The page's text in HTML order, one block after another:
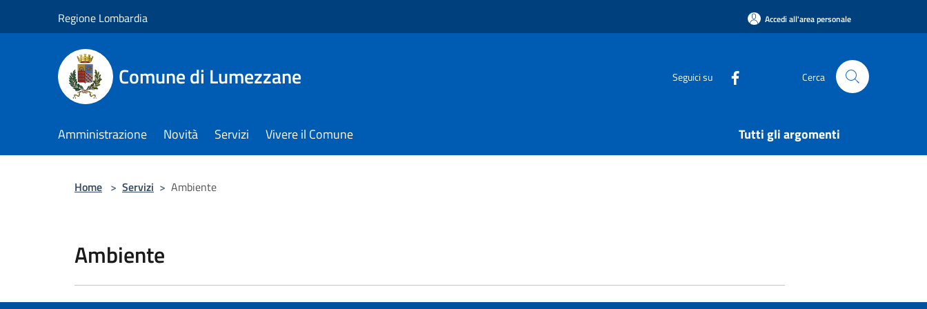
Regione Lombardia Accedi all'area personale
Comune di Lumezzane Seguici su Cerca
Amministrazione Novità Servizi Vivere il Comune Tutti gli argomenti
Home > Servizi > Ambiente
Ambiente